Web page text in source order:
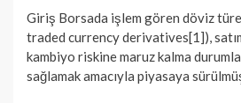
Giriş Borsada işlem gören döviz
traded currency derivatives[1]),
kambiyo riskine maruz kalma
sağlamak amacıyla piyasaya